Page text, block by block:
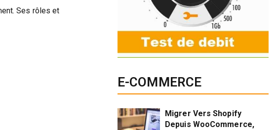
Ses rôles et
E-COMMERCE
Migrer Vers Shopify
Depuis WooCommerce,